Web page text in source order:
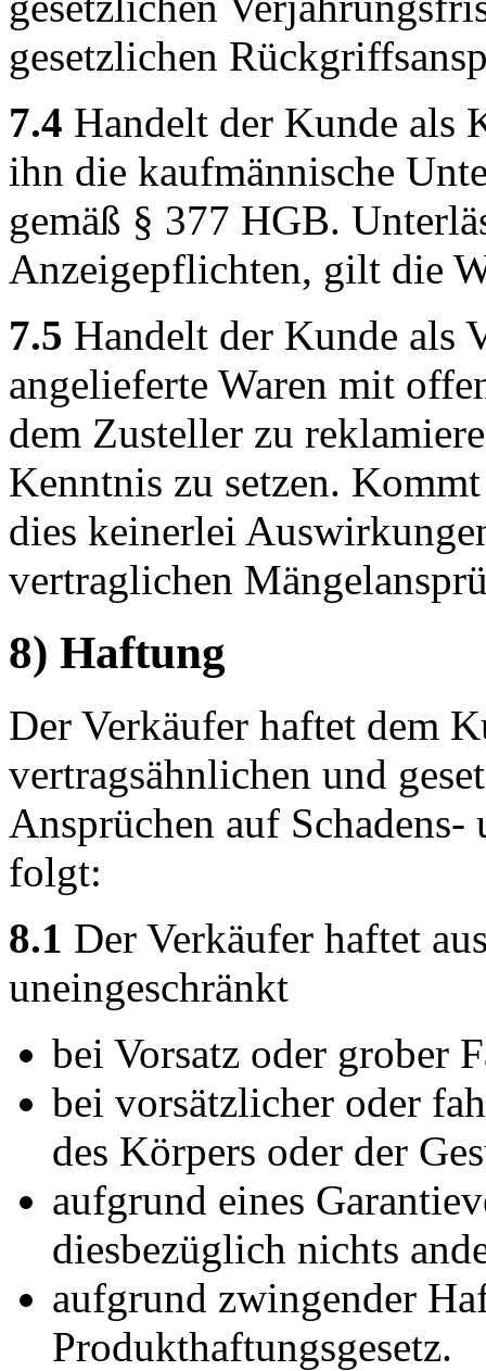
gesetzlichen
7.4 Handelt der Kunde als
ihn die kaufmännische
gemäß § 377 HGB.
Anzeigepflichten, gilt die
7.5 Handelt der Kunde als
angelieferte Waren mit
dem Zusteller zu
Kenntnis zu setzen.
dies keinerlei
vertraglichen
8) Haftung
Der Verkäufer haftet dem
vertragsähnlichen und
Ansprüchen auf
folgt:
8.1 Der Verkäufer haftet
uneingeschränkt
bei Vorsatz oder grober
bei vorsätzlicher oder
des Körpers oder der
aufgrund eines
diesbezüglich nichts
aufgrund zwingender
Produkthaftungsgesetz.